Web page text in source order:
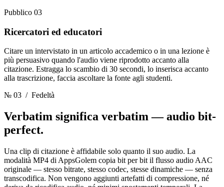
Pubblico 03
Ricercatori ed educatori
Citare un intervistato in un articolo accademico o in una lezione è
più persuasivo quando l'audio viene riprodotto accanto alla
citazione. Estragga lo scambio di 30 secondi, lo inserisca accanto
alla trascrizione, faccia ascoltare la fonte agli studenti.
№ 03 / Fedeltà
Verbatim significa verbatim— audio bit-
perfect.
Una clip di citazione è affidabile solo quanto il suo audio. La
modalità MP4 di AppsGolem copia bit per bit il flusso audio AAC
originale — stesso bitrate, stesso codec, stesse dinamiche — senza
transcodifica. Non vengono aggiunti artefatti di compressione, né